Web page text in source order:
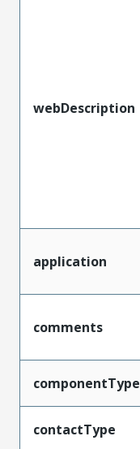
webDescription
application
comments
componentType
contactType